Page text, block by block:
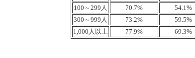
100～299人
70.7%
54.1%
300～999人
73.2%
59.5%
1,000人以上
77.9% 69.3%